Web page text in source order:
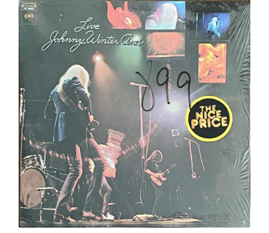
Johnny Winter And ‎– Live LP _ In shrink ! _ Top
Copie _ Pressing US
Ajouter au panier Détails